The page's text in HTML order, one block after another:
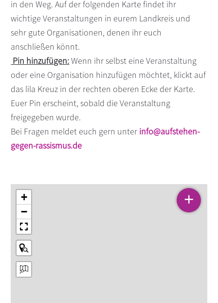
in den Weg. Auf der folgenden Karte findet ihr
wichtige Veranstaltungen in eurem Landkreis und
sehr gute Organisationen, denen ihr euch
anschließen könnt.
Pin hinzufügen:Wenn ihr selbst eine Veranstaltung
oder eine Organisation hinzufügen möchtet, klickt auf
das lila Kreuz in der rechten oberen Ecke der Karte.
Euer Pin erscheint, sobald die Veranstaltung
freigegeben wurde.
Bei Fragen meldet euch gern unter info@aufstehen-
gegen-rassismus.de
+
−
+